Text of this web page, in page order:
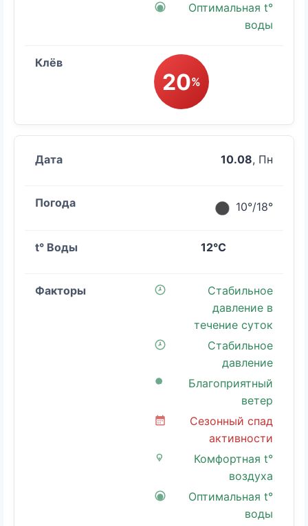
Оптимальная t°
воды
20%
10.08, Пн
10°/18°
12°C
Стабильное
давление в
течение суток
Стабильное
давление
Благоприятный
ветер
Сезонный спад
активности
Комфортная t°
воздуха
Оптимальная t°
воды